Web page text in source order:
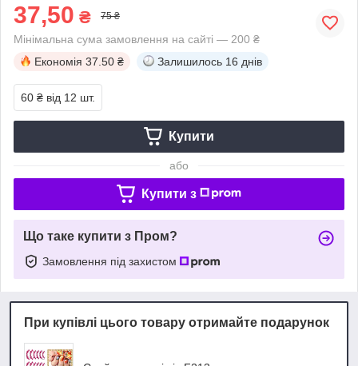
37,50 ₴ 75 ₴
Мінімальна сума замовлення на сайті — 200 ₴
Економія 37.50 ₴ Залишилось 16 днів
60 ₴ від 12 шт.
Купити
або
Купити з
Що таке купити з Пром?
Замовлення під захистом
При купівлі цього товару отримайте подарунок